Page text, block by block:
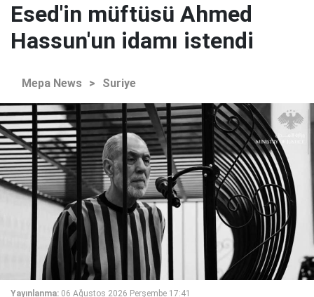
Esed'in müftüsü Ahmed
Hassun'un idamı istendi
Mepa News > Suriye
Yayınlanma: 06 Ağustos 2026 Perşembe 17:41